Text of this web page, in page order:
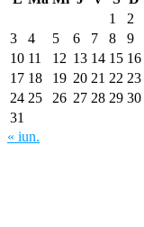
1
2
3
4 5 6 7 8
9
10 11 12 13 14 15 16
17 18 19 20 21 22 23
24 25 26 27 28 29 30
31
« iun.